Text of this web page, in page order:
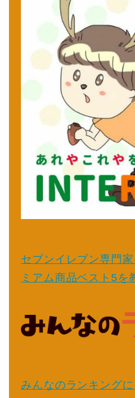
セブンイレブン専門
ミアム商品ベスト5を
みんなのランキング